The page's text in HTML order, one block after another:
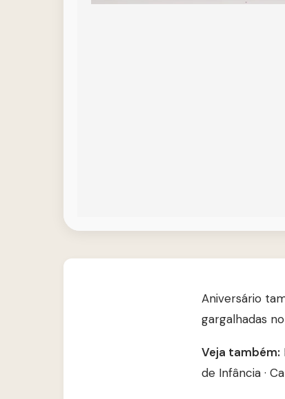
Aniversário
gargalhadas
Veja também:
de Infância ·